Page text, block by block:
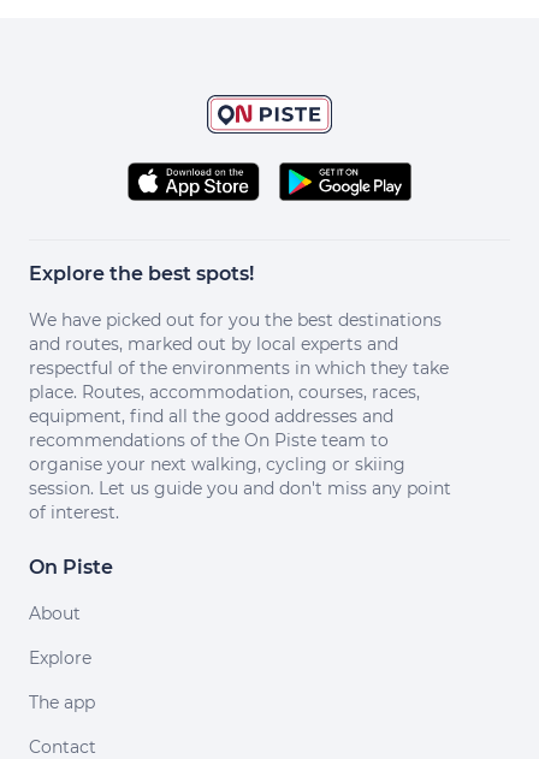
Explore the best spots!
We have picked out for you the best destinations
and routes, marked out by local experts and
respectful of the environments in which they take
place. Routes, accommodation, courses, races,
equipment, find all the good addresses and
recommendations of the On Piste team to
organise your next walking, cycling or skiing
session. Let us guide you and don't miss any point
of interest.
On Piste
About
Explore
The app
Contact